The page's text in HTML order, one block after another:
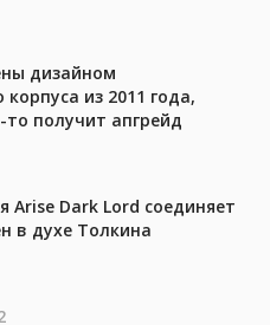
дизайном
из 2011 года,
получит апгрейд
Arise Dark Lord соединяет
в духе Толкина